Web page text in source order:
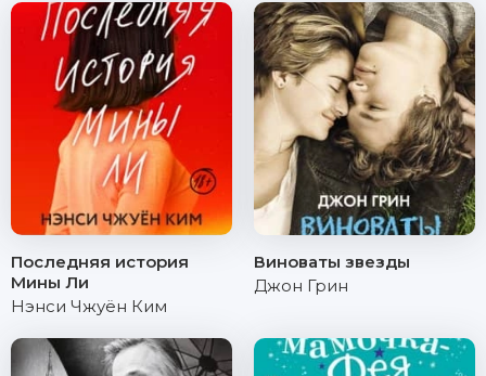
Последняя история
Мины Ли
Нэнси Чжуён Ким
Виноваты звезды
Джон Грин